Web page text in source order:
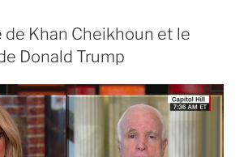
la
guerre
Syrie,
de
mars
2011
de Khan Cheikhoun et le
Donald Trump